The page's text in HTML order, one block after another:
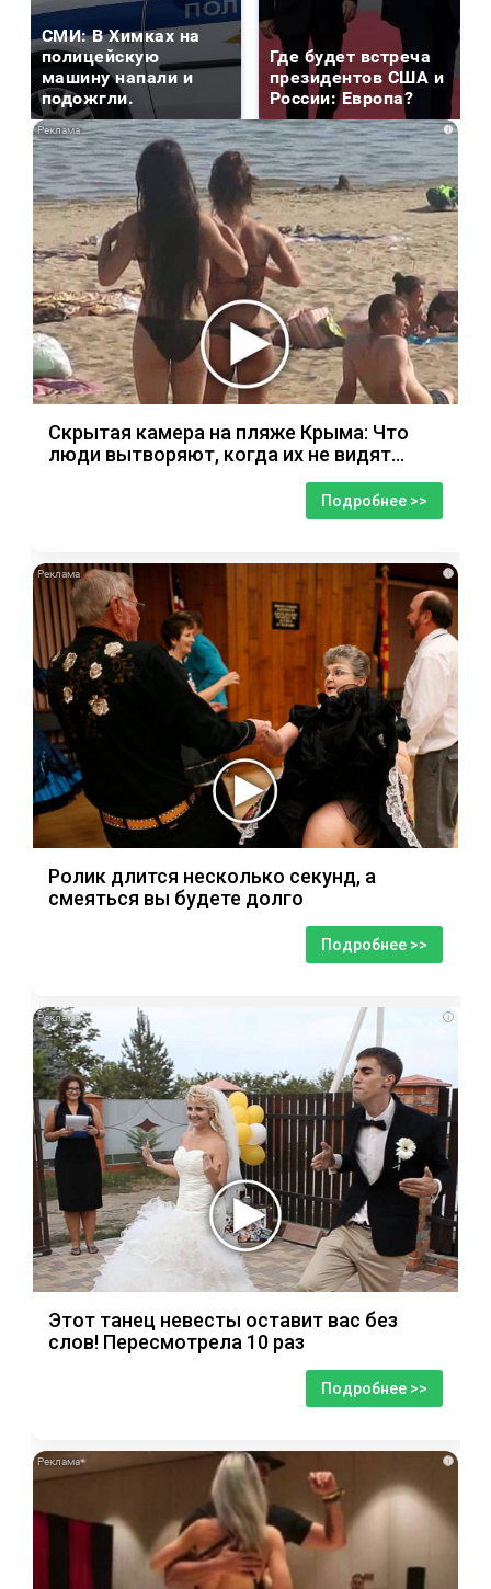
СМИ: В Химках на
полицейскую
машину напали и
подожгли.
Где будет встреча
президентов США и
России: Европа?
i
Скрытая камера на пляже Крыма: Что
люди вытворяют, когда их не видят...
Подробнее >>
i
Ролик длится несколько секунд, а
смеяться вы будете долго
Подробнее >>
i
Этот танец невесты оставит вас без
слов! Пересмотрела 10 раз
Подробнее >>
i